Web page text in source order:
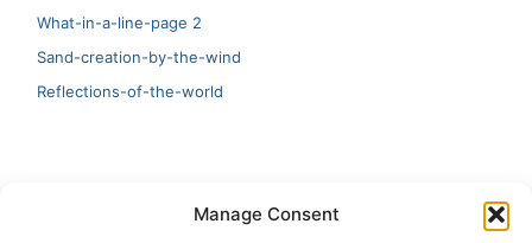
Manage Consent
What-in-a-line-page 2
Sand-creation-by-the-wind
Reflections-of-the-world